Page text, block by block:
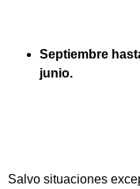
Septiembre
junio.
Salvo situaciones